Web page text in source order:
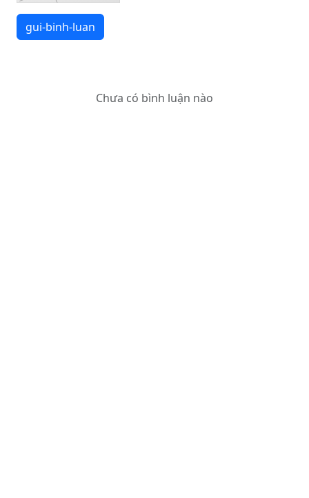
gui-binh-luan
Chưa có bình luận nào